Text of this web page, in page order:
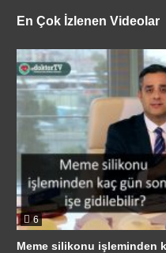
En Çok İzlenen Videolar
6
Meme silikonu işleminden